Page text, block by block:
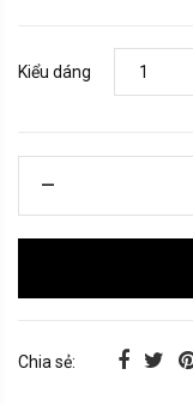
Kiểu dáng
Chia sẻ: